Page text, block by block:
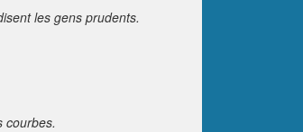
les gens prudents.
courbes.